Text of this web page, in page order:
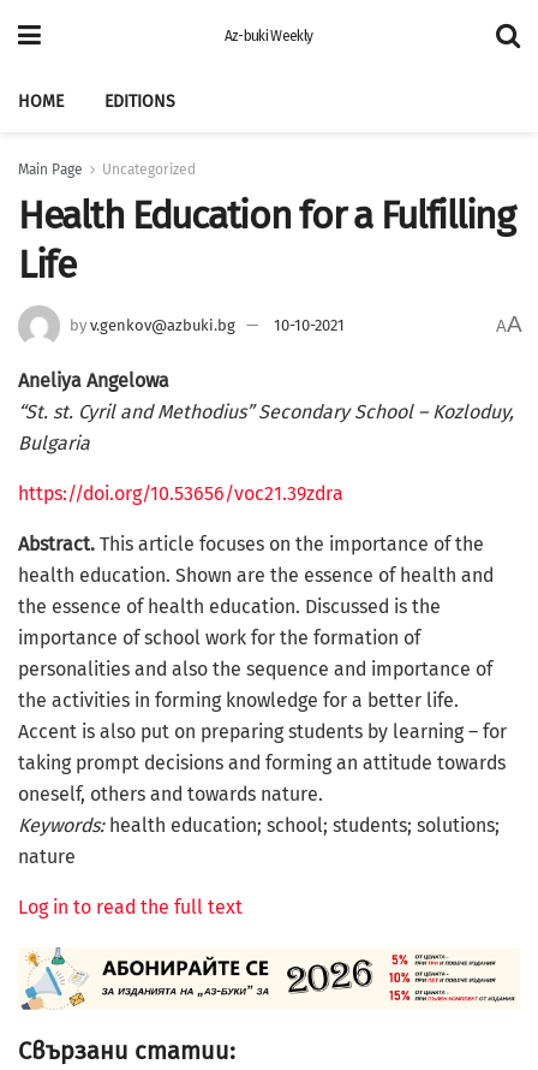
Az-buki Weekly
HOME EDITIONS
Main Page Uncategorized
Health Education for a Fulfilling
Life
by v.genkov@azbuki.bg 10-10-2021 AA
Aneliya Angelowa
“St. st. Cyril and Methodius” Secondary School – Kozloduy,
Bulgaria
https://doi.org/10.53656/voc21.39zdra
Abstract. This article focuses on the importance of the
health education. Shown are the essence of health and
the essence of health education. Discussed is the
importance of school work for the formation of
personalities and also the sequence and importance of
the activities in forming knowledge for a better life.
Accent is also put on preparing students by learning – for
taking prompt decisions and forming an attitude towards
oneself, others and towards nature.
Keywords:health education; school; students; solutions;
nature
Log in to read the full text
Свързани статии: